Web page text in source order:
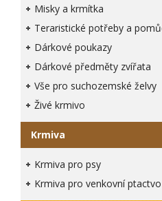
Misky a krmítka
Teraristické potřeby a
Dárkové poukazy
Dárkové předměty zvířata
Vše pro suchozemské želvy
Živé krmivo
Krmiva
Krmiva pro psy
Krmiva pro venkovní ptactvo